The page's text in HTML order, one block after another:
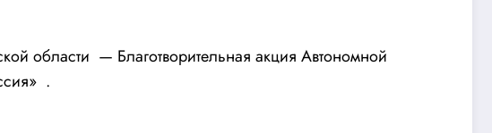
области — Благотворительная акция Автономной
.